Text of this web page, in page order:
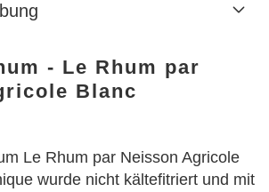
- Le Rhum par
Blanc
Le Rhum par Neisson Agricole
wurde nicht kältefitriert und mit